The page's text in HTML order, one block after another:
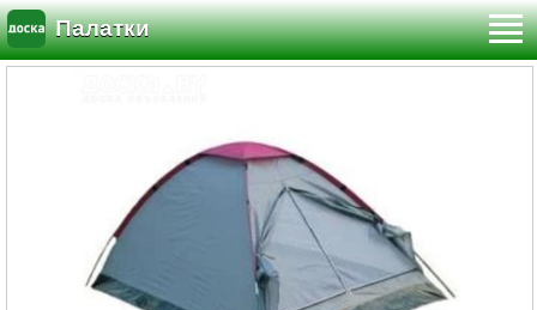
Палатки